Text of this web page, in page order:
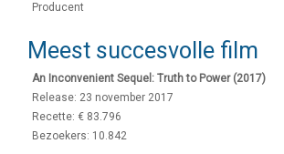
Producent
Meest succesvolle film
An Inconvenient Sequel: Truth to Power (2017)
Release: 23 november 2017
Recette: € 83.796
Bezoekers: 10.842